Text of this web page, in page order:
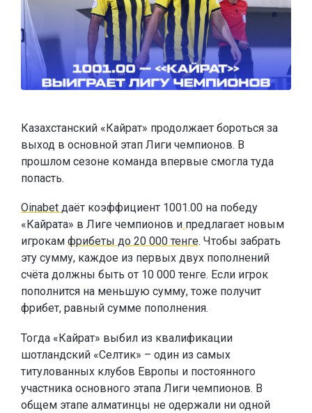
Казахстанский «Кайрат» продолжает бороться за
выход в основной этап Лиги чемпионов. В
прошлом сезоне команда впервые смогла туда
попасть.
Oinabet даёт коэффициент 1001.00 на победу
«Кайрата» в Лиге чемпионов и предлагает новым
игрокам фрибеты до 20 000 тенге. Чтобы забрать
эту сумму, каждое из первых двух пополнений
счёта должны быть от 10 000 тенге. Если игрок
пополнится на меньшую сумму, тоже получит
фрибет, равный сумме пополнения.
Тогда «Кайрат» выбил из квалификации
шотландский «Селтик» – один из самых
титулованных клубов Европы и постоянного
участника основного этапа Лиги чемпионов. В
общем этапе алматинцы не одержали ни одной